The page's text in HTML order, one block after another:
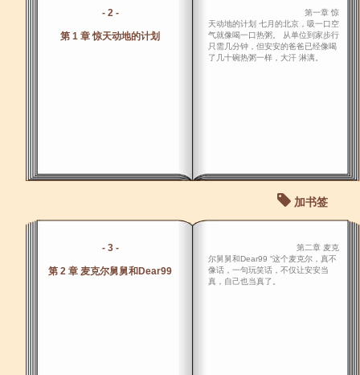
- 2 -
第 1 章 惊天动地的计划
第一章 惊
天动地的计划 七月的北京，吸一口空
气就像喝一口热粥。 从单位到家步行
只需几分钟，但安安的爸爸已经像喝
了几十碗热粥一样，大汗 淋漓。
加书签
- 3 -
第 2 章 麦克尔舅舅和Dear99
第二章 麦克
尔舅舅和Dear99 “这个麦克尔，真不
像话，一句玩笑话，不仅让安安当
真，自己也当真了。